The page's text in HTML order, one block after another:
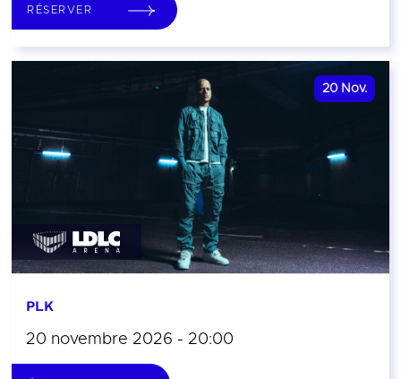
RÉSERVER
20 Nov.
PLK
20 novembre 2026 - 20:00